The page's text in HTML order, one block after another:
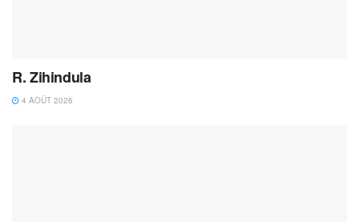
R. Zihindula
4 AOÛT 2026